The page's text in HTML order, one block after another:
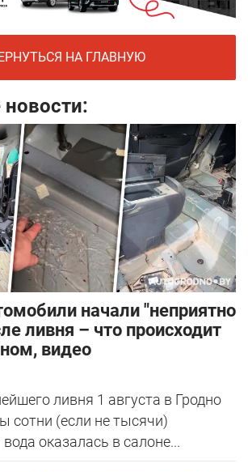
НА ГЛАВНУЮ
начали "неприятно
ливня – что происходит
видео
ливня 1 августа в Гродно
сотни (если не тысячи)
оказалась в салоне...